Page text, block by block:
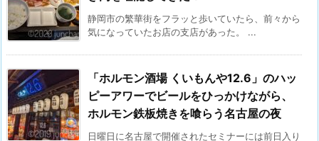
静岡市の繁華街をフラッと歩いていたら、前々から
気になっていたお店の支店があった。 ...
「ホルモン酒場 くいもんや12.6」のハッ
ピーアワーでビールをひっかけながら、
ホルモン鉄板焼きを喰らう名古屋の夜
日曜日に名古屋で開催されたセミナーには前日入り